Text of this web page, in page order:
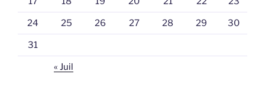
24 25 26 27 28 29 30
31
« Juil